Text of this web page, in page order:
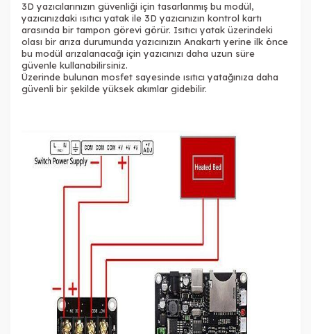
3D yazıcılarınızın güvenliği için tasarlanmış bu modül,
yazıcınızdaki ısıtıcı yatak ile 3D yazıcınızın kontrol kartı
arasında bir tampon görevi görür. Isıtıcı yatak üzerindeki
olası bir arıza durumunda yazıcınızın Anakartı yerine ilk önce
bu modül arızalanacağı için yazıcınızı daha uzun süre
güvenle kullanabilirsiniz.
Üzerinde bulunan mosfet sayesinde ısıtıcı yatağınıza daha
güvenli bir şekilde yüksek akımlar gidebilir.